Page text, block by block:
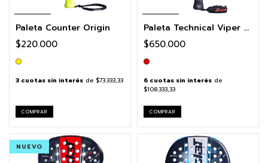
Paleta Counter Origin
$220.000
3 cuotas sin interés de $73.333,33
COMPRAR
Paleta Technical Viper 3.0
$650.000
6 cuotas sin interés de
$108.333,33
COMPRAR
NUEVO